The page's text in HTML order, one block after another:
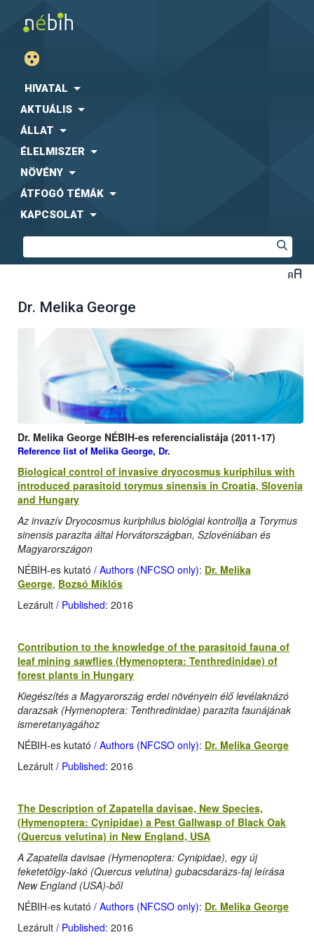
HIVATAL
AKTUÁLIS
ÁLLAT
ÉLELMISZER
NÖVÉNY
ÁTFOGÓ TÉMÁK
KAPCSOLAT
Dr. Melika George
Dr. Melika George NÉBIH-es referencialistája (2011-17)
Reference list of Melika George, Dr.
Biological control of invasive dryocosmus kuriphilus with
introduced parasitoid torymus sinensis in Croatia, Slovenia
and Hungary
Az invazív Dryocosmus kuriphilus biológiai kontrollja a Torymus
sinensis parazita által Horvátországban, Szlovéniában és
Magyarországon
NÉBIH-es kutató / Authors (NFCSO only): Dr. Melika
George, Bozsó Miklós
Lezárult / Published: 2016
Contribution to the knowledge of the parasitoid fauna of
leaf mining sawflies (Hymenoptera: Tenthredinidae) of
forest plants in Hungary
Kiegészítés a Magyarország erdei növényein élő levélaknázó
darazsak (Hymenoptera: Tenthredinidae) parazita faunájának
ismeretanyagához
NÉBIH-es kutató / Authors (NFCSO only): Dr. Melika George
Lezárult / Published: 2016
The Description of Zapatella davisae, New Species,
(Hymenoptera: Cynipidae) a Pest Gallwasp of Black Oak
(Quercus velutina) in New England, USA
A Zapatella davisae (Hymenoptera: Cynipidae), egy új
feketetölgy-lakó (Quercus velutina) gubacsdarázs-faj leírása
New England (USA)-ből
NÉBIH-es kutató / Authors (NFCSO only): Dr. Melika George
Lezárult / Published: 2016